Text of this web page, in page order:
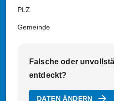
PLZ
Gemeinde
Falsche oder
entdeckt?
arrow_forward
DATEN ÄNDERN